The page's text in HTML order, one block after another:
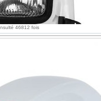
46812 fois